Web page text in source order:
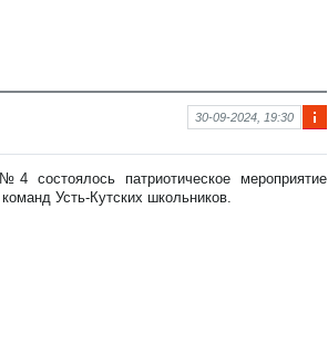
фо
аци
30-09-2024, 19:30
патриотическое мероприятие
Усть-Кутских школьников.